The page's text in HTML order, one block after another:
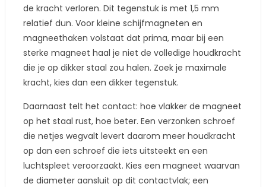
de kracht verloren. Dit tegenstuk is met 1,5 mm
relatief dun. Voor kleine schijfmagneten en
magneethaken volstaat dat prima, maar bij een
sterke magneet haal je niet de volledige houdkracht
die je op dikker staal zou halen. Zoek je maximale
kracht, kies dan een dikker tegenstuk.
Daarnaast telt het contact: hoe vlakker de magneet
op het staal rust, hoe beter. Een verzonken schroef
die netjes wegvalt levert daarom meer houdkracht
op dan een schroef die iets uitsteekt en een
luchtspleet veroorzaakt. Kies een magneet waarvan
de diameter aansluit op dit contactvlak; een